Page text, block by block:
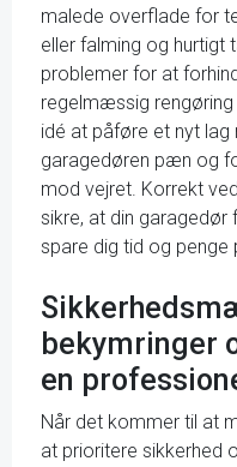
malede overflade for
eller falming og hurtigt
problemer for at
regelmæssig
idé at påføre et nyt lag
garagedøren pæn og
mod vejret. Korrekt
sikre, at din
spare dig tid og penge
bekymringer
en
Når det kommer til at
at prioritere sikkerhed